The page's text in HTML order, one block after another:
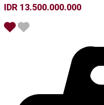
IDR 13.500.000.000